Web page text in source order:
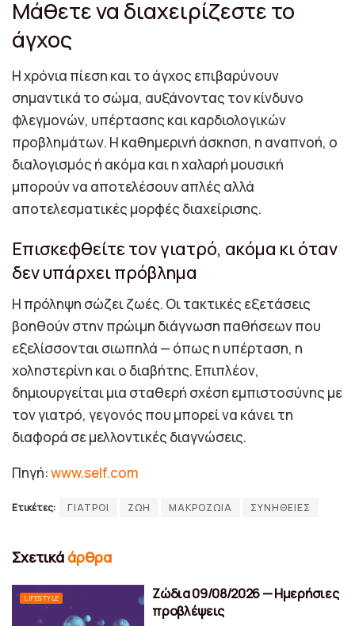
Μάθετε να διαχειρίζεστε το
άγχος
Η χρόνια πίεση και το άγχος επιβαρύνουν
σημαντικά το σώμα, αυξάνοντας τον κίνδυνο
φλεγμονών, υπέρτασης και καρδιολογικών
προβλημάτων. Η καθημερινή άσκηση, η αναπνοή, ο
διαλογισμός ή ακόμα και η χαλαρή μουσική
μπορούν να αποτελέσουν απλές αλλά
αποτελεσματικές μορφές διαχείρισης.
Επισκεφθείτε τον γιατρό, ακόμα κι όταν
δεν υπάρχει πρόβλημα
Η πρόληψη σώζει ζωές. Οι τακτικές εξετάσεις
βοηθούν στην πρώιμη διάγνωση παθήσεων που
εξελίσσονται σιωπηλά — όπως η υπέρταση, η
χοληστερίνη και ο διαβήτης. Επιπλέον,
δημιουργείται μια σταθερή σχέση εμπιστοσύνης με
τον γιατρό, γεγονός που μπορεί να κάνει τη
διαφορά σε μελλοντικές διαγνώσεις.
Πηγή:www.self.com
Ετικέτες: ΓΙΑΤΡΟΙ ΖΩΗ ΜΑΚΡΟΖΩΙΑ ΣΥΝΗΘΕΙΕΣ
Σχετικά άρθρα
LIFESTYLE
Ζώδια 09/08/2026 — Ημερήσιες
προβλέψεις